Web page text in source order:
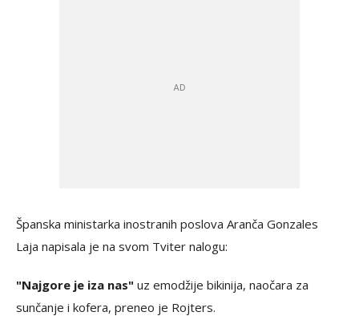
Španska ministarka inostranih poslova Aranča Gonzales
Laja napisala je na svom Tviter nalogu:
"Najgore je iza nas" uz emodžije bikinija, naočara za
sunčanje i kofera, preneo je Rojters.